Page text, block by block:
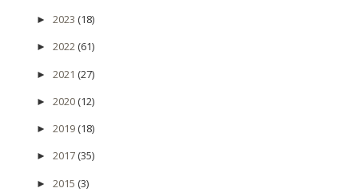
► 2023 (18)
► 2022(61)
► 2021 (27)
► 2020(12)
► 2019(18)
► 2017(35)
► 2015 (3)